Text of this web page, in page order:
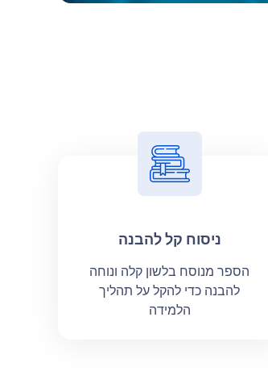
ניסוח קל להבנה
הספר מנוסח בלשון קלה ונוחה
להבנה כדי להקל על תהליך
הלמידה